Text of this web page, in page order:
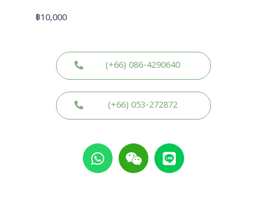
฿10,000
(+66) 086-4290640
(+66) 053-272872
W
h
a
W
e
i
L
i
n